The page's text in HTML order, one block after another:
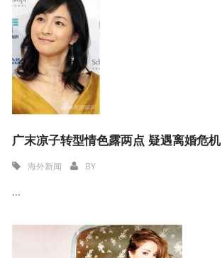
广末凉子转型情色露两点 疑遇离婚危机
海外新闻 BY
...